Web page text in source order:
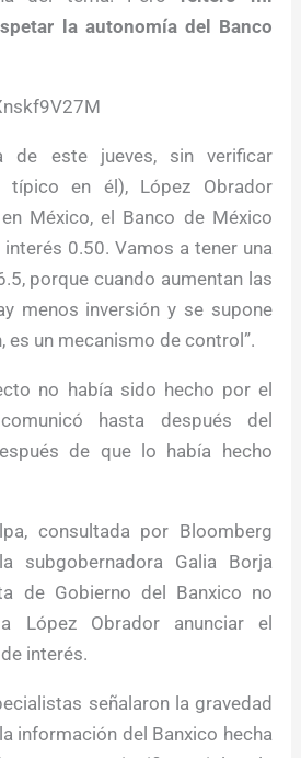
la autonomía del Banco
de este jueves, sin verificar
típico en él), López Obrador
México, el Banco de México
0.50. Vamos a tener una
porque cuando aumentan las
menos inversión y se supone
es un mecanismo de control”.
no había sido hecho por el
hasta después del
de que lo había hecho
consultada por Bloomberg
subgobernadora Galia Borja
de Gobierno del Banxico no
López Obrador anunciar el
interés.
señalaron la gravedad
información del Banxico hecha